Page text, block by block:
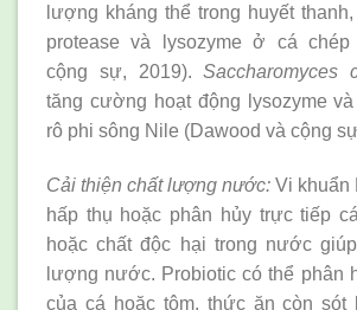
lượng kháng thể trong huyết
protease và lysozyme ở cá chép
cộng sự, 2019).Saccharomyces
tăng cường hoạt động lysozyme
rô phi sông Nile (Dawood và cộng
Cải thiện chất lượng nước: Vi khuẩn
hấp thụ hoặc phân hủy trực tiếp
hoặc chất độc hại trong nước
lượng nước. Probiotic có thể phân
của cá hoặc tôm, thức ăn còn sót